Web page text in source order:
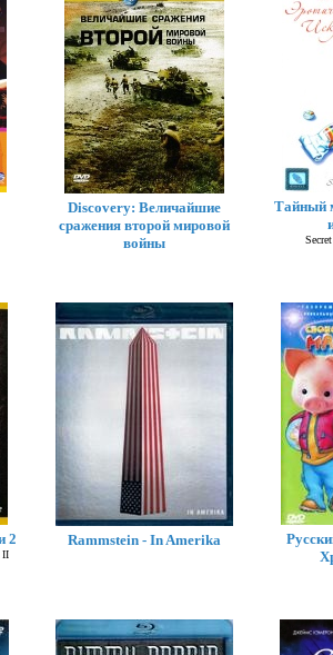
Discovery: Величайшие
сражения второй мировой
войны
Тайный
2
II
Rammstein - In Amerika